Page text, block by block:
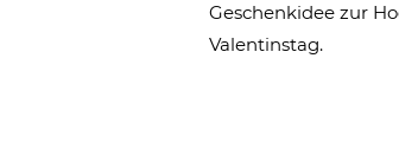
Geschenkidee zur
Valentinstag.